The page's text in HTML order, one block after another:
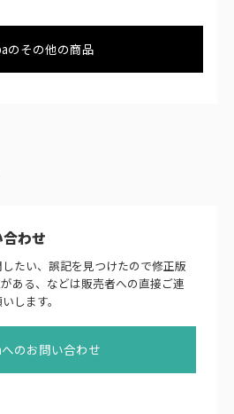
のその他の商品
わせ
たい、誤記を見つけたので修正版
ある、などは販売者への直接ご連
します。
のお問い合わせ